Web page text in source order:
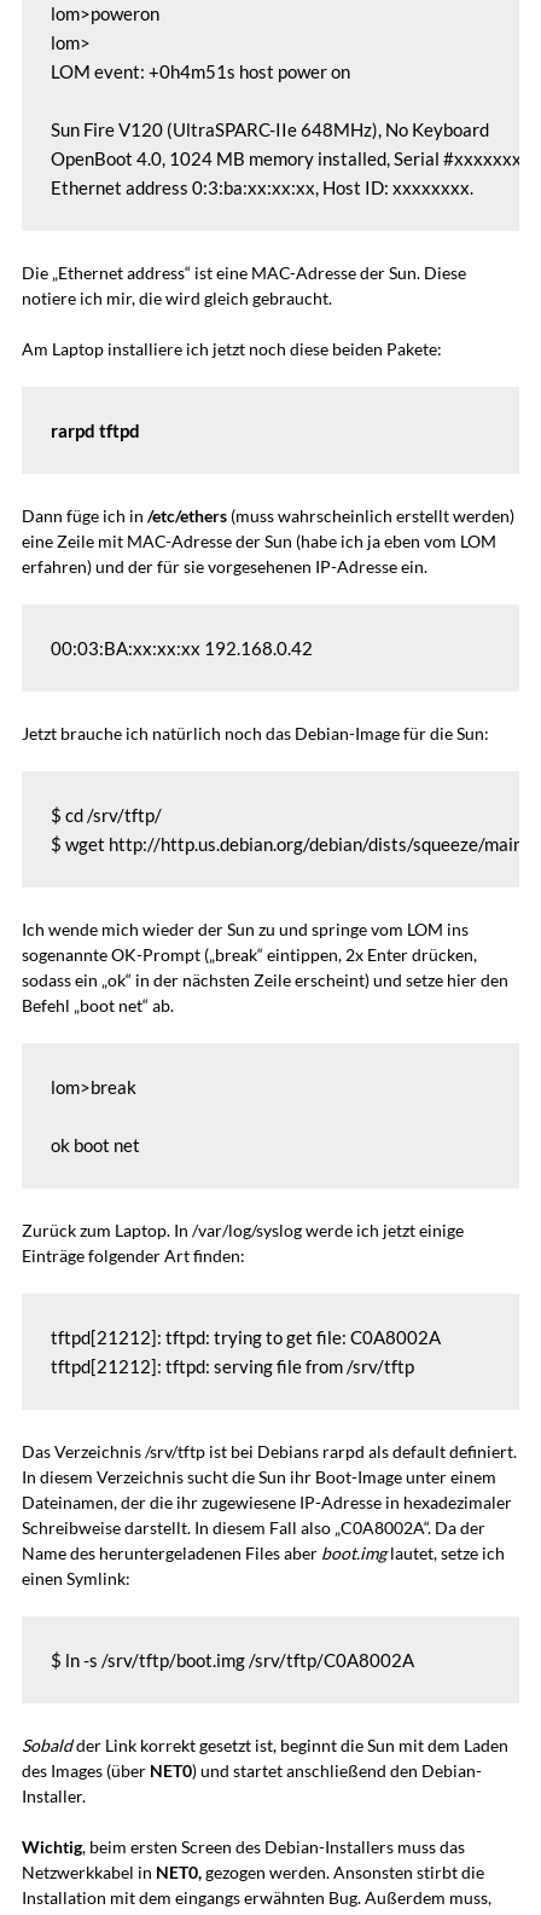
lom>poweron
lom>
LOM event: +0h4m51s host power on
Sun Fire V120 (UltraSPARC-IIe 648MHz), No Keyboard
OpenBoot 4.0, 1024 MB memory installed, Serial #xxxxxxxx.
Ethernet address 0:3:ba:xx:xx:xx, Host ID: xxxxxxxx.
Die „Ethernet address“ ist eine MAC-Adresse der Sun. Diese
notiere ich mir, die wird gleich gebraucht.
Am Laptop installiere ich jetzt noch diese beiden Pakete:
rarpd tftpd
Dann füge ich in /etc/ethers(muss wahrscheinlich erstellt werden)
eine Zeile mit MAC-Adresse der Sun (habe ich ja eben vom LOM
erfahren) und der für sie vorgesehenen IP-Adresse ein.
00:03:BA:xx:xx:xx 192.168.0.42
Jetzt brauche ich natürlich noch das Debian-Image für die Sun:
$ cd /srv/tftp/
$ wget http://http.us.debian.org/debian/dists/squeeze/
Ich wende mich wieder der Sun zu und springe vom LOM ins
sogenannte OK-Prompt („break“ eintippen, 2x Enter drücken,
sodass ein „ok“ in der nächsten Zeile erscheint) und setze hier den
Befehl „boot net“ ab.
lom>break
ok boot net
Zurück zum Laptop. In /var/log/syslog werde ich jetzt einige
Einträge folgender Art finden:
tftpd[21212]: tftpd: trying to get file: C0A8002A
tftpd[21212]: tftpd: serving file from /srv/tftp
Das Verzeichnis /srv/tftp ist bei Debians rarpd als default definiert.
In diesem Verzeichnis sucht die Sun ihr Boot-Image unter einem
Dateinamen, der die ihr zugewiesene IP-Adresse in hexadezimaler
Schreibweise darstellt. In diesem Fall also „C0A8002A“. Da der
Name des heruntergeladenen Files aber boot.imglautet, setze ich
einen Symlink:
$ ln -s /srv/tftp/boot.img /srv/tftp/C0A8002A
Sobaldder Link korrekt gesetzt ist, beginnt die Sun mit dem Laden
des Images (über NET0) und startet anschließend den Debian-
Installer.
Wichtig, beim ersten Screen des Debian-Installers muss das
Netzwerkkabel in NET0,gezogen werden. Ansonsten stirbt die
Installation mit dem eingangs erwähnten Bug. Außerdem muss,